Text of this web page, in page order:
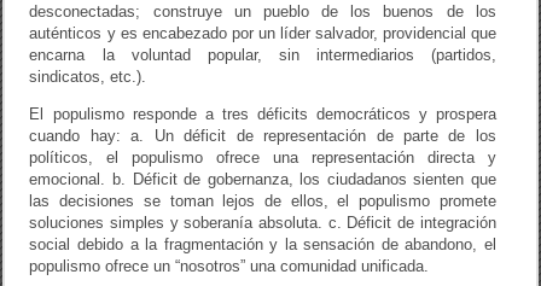
desconectadas; construye un pueblo de los buenos de los
auténticos y es encabezado por un líder salvador, providencial que
encarna la voluntad popular, sin intermediarios (partidos,
sindicatos, etc.).
El populismo responde a tres déficits democráticos y prospera
cuando hay: a. Un déficit de representación de parte de los
políticos, el populismo ofrece una representación directa y
emocional. b. Déficit de gobernanza, los ciudadanos sienten que
las decisiones se toman lejos de ellos, el populismo promete
soluciones simples y soberanía absoluta. c. Déficit de integración
social debido a la fragmentación y la sensación de abandono, el
populismo ofrece un “nosotros” una comunidad unificada.